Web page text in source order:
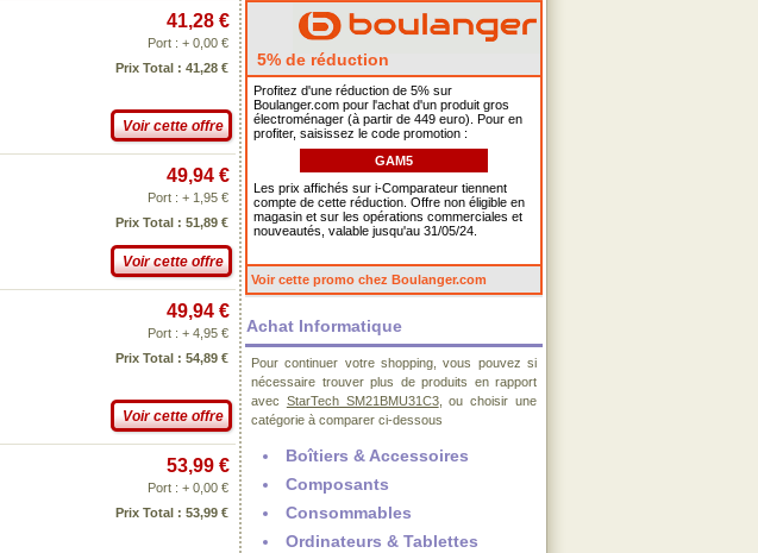
41,28 €
Port : + 0,00 €
Prix Total : 41,28 €
Voir cette offre
49,94 €
Port : + 1,95 €
Prix Total : 51,89 €
Voir cette offre
49,94 €
Port : + 4,95 €
Prix Total : 54,89 €
Voir cette offre
53,99 €
Port : + 0,00 €
Prix Total : 53,99 €
5% de réduction
Profitez d'une réduction de 5% sur
Boulanger.com pour l'achat d'un produit gros
électroménager (à partir de 449 euro). Pour en
profiter, saisissez le code promotion :
GAM5
Les prix affichés sur i-Comparateur tiennent
compte de cette réduction. Offre non éligible en
magasin et sur les opérations commerciales et
nouveautés, valable jusqu'au 31/05/24.
Voir cette promo chez Boulanger.com
Achat Informatique
Pour continuer votre shopping, vous pouvez si
nécessaire trouver plus de produits en rapport
avec StarTech SM21BMU31C3, ou choisir une
catégorie à comparer ci-dessous
Boîtiers & Accessoires
Composants
Consommables
Ordinateurs & Tablettes